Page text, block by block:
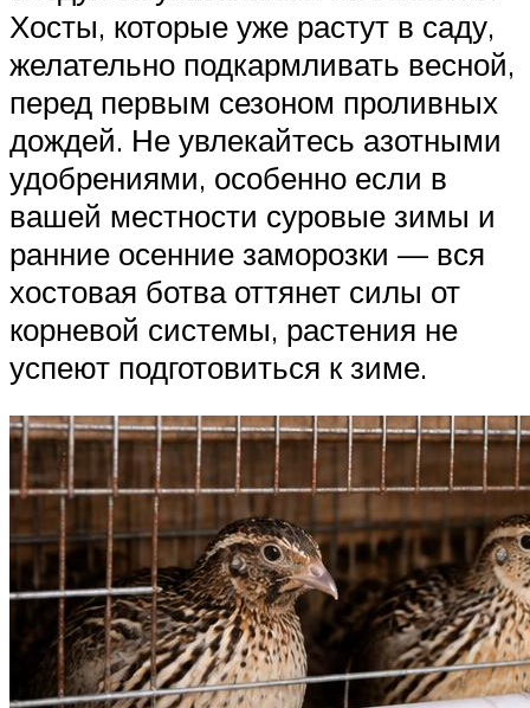
Хосты, которые уже растут в саду,
желательно подкармливать весной,
перед первым сезоном проливных
дождей. Не увлекайтесь азотными
удобрениями, особенно если в
вашей местности суровые зимы и
ранние осенние заморозки — вся
хостовая ботва оттянет силы от
корневой системы, растения не
успеют подготовиться к зиме.